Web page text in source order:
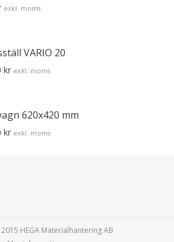
exkl. moms
VARIO 20
kr exkl. moms
620x420 mm
kr exkl. moms
HEGA Materialhantering AB